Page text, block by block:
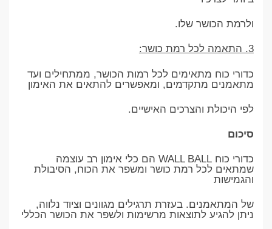
ולרמת הכושר שלו.
3. התאמה לכל רמת כושר:
כדורי כוח מתאימים לכל רמות הכושר, ממתחילים ועד
מתאמנים מתקדמים, ומאפשרים להתאים את האימון
לפי היכולת והצרכים האישיים.
סיכום
כדורי כוח WALL BALL הם כלי אימון רב עוצמה
שמתאים לכל רמת כושר ומשפר את הכוח, הסיבולת
והגמישות
של המתאמנים. בעזרת תרגילים מגוונים וציוד נלווה,
ניתן להגיע לתוצאות מרשימות ולשפר את הכושר הכללי